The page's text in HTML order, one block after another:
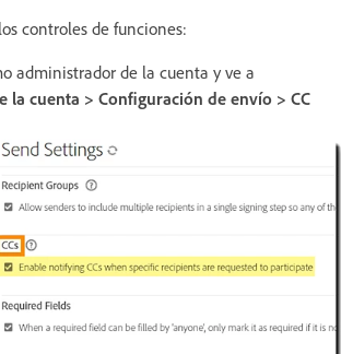
controles de funciones:
administrador de la cuenta y ve a
la cuenta > Configuración de envío > CC